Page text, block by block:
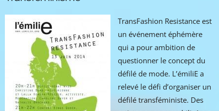
TransFashion Resistance est
un événement éphémère
qui a pour ambition de
questionner le concept du
défilé de mode. L’émiliE a
relevé le défi d’organiser un
défilé transféministe. Des